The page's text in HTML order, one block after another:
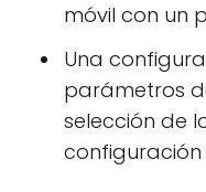
móvil con un
Una
parámetros
selección de